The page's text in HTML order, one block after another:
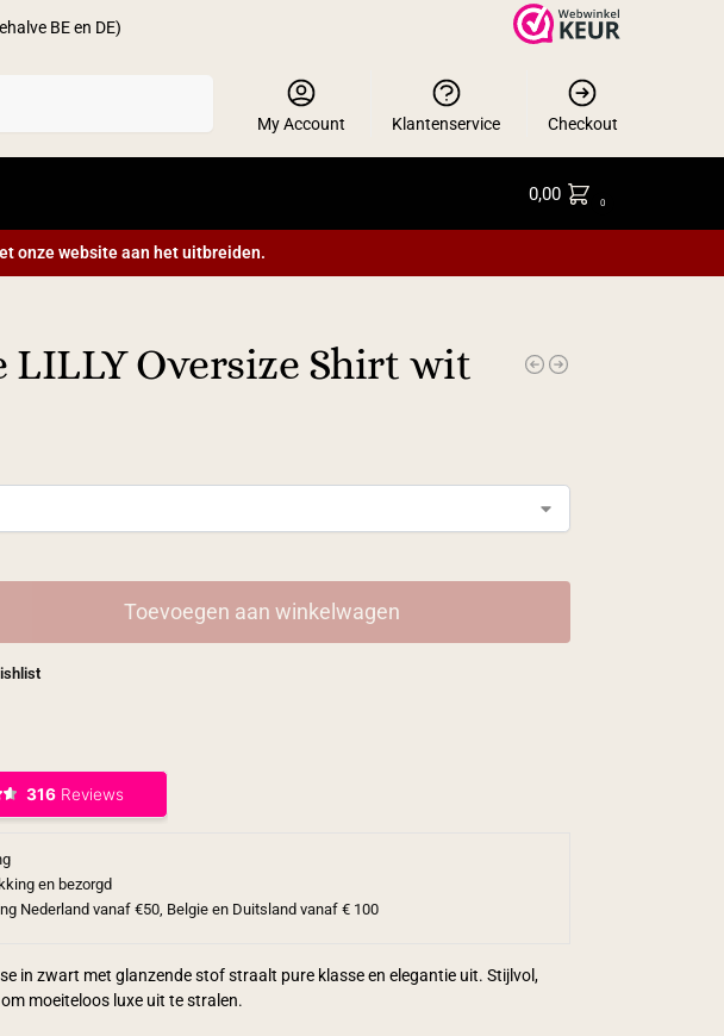
BE en DE)
My Account Klantenservice Checkout
0,00 0
onze website aan het uitbreiden.
LILLY Oversize Shirt wit
Toevoegen aan winkelwagen
en bezorgd
Nederland vanaf €50, Belgie en Duitsland vanaf € 100
in zwart met glanzende stof straalt pure klasse en elegantie uit. Stijlvol,
moeiteloos luxe uit te stralen.